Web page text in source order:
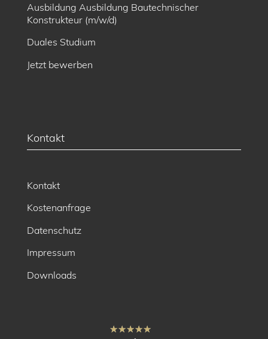
Ausbildung Ausbildung Bautechnischer
Konstrukteur (m/w/d)
Duales Studium
Jetzt bewerben
Kontakt
Kontakt
Kostenanfrage
Datenschutz
Impressum
Downloads